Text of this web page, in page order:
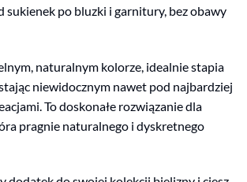
sukienek po bluzki i garnitury, bez obawy
naturalnym kolorze, idealnie stapia
niewidocznym nawet pod najbardziej
To doskonałe rozwiązanie dla
pragnie naturalnego i dyskretnego